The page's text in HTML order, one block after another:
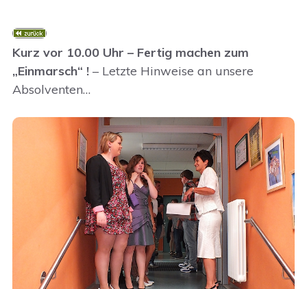
Kurz vor 10.00 Uhr – Fertig machen zum
„Einmarsch“ !– Letzte Hinweise an unsere
Absolventen…